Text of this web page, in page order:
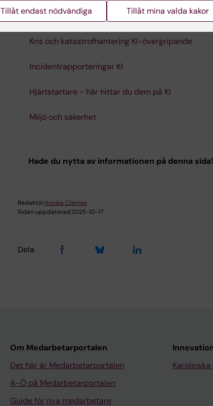
Länkar
Kris och katastrofhantering KI-övergripande
Incidentrapporteringar KI
Hjärtstartare - här hittar du dem på KI
Miljö och säkerhet
Hade du nytta av informationen på denna
Redaktör:Annika Clemes
Sidan uppdaterad:2025-10-17
Dela
Om Medarbetarportalen
Det här är Medarbetarportalen
A-Ö på Medarbetarportalen
Guide för nya medarbetare
Tillåt endast nödvändiga Tillåt mina valda kakor